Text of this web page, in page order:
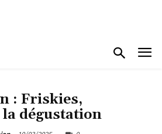
: Friskies,
dégustation